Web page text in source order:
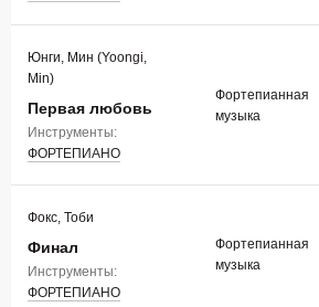
Юнги, Мин (Yoongi,
Min)
Первая любовь
Инструменты:
ФОРТЕПИАНО
Фортепианная
музыка
Фокс, Тоби
Финал
Инструменты:
ФОРТЕПИАНО
Фортепианная
музыка